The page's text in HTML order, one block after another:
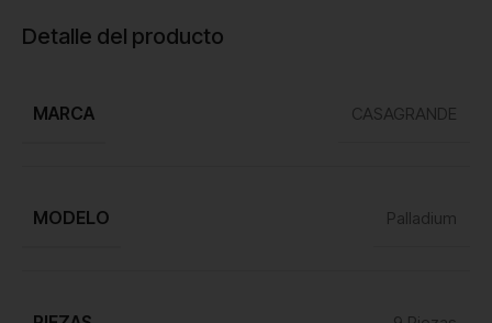
Detalle del producto
MARCA CASAGRANDE
MODELO Palladium